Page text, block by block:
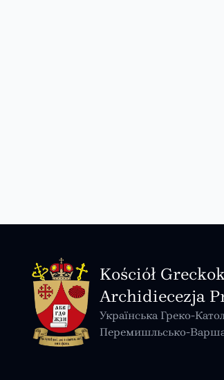
Kościół
Archidiecezja
Українська Греко-
Перемишльсько-